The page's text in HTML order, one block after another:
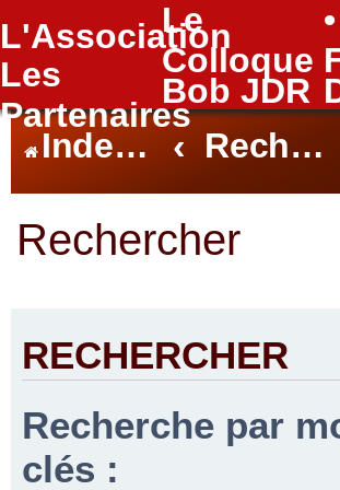
L'Association
Le
Colloque
Les
Partenaires
Bob JDR
FAQ
Index du forum Rechercher
Rechercher
RECHERCHER
Recherche par
clés :